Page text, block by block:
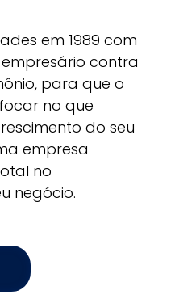
em 1989 com
contra
para que o
no que
do seu
empresa
no
negócio.